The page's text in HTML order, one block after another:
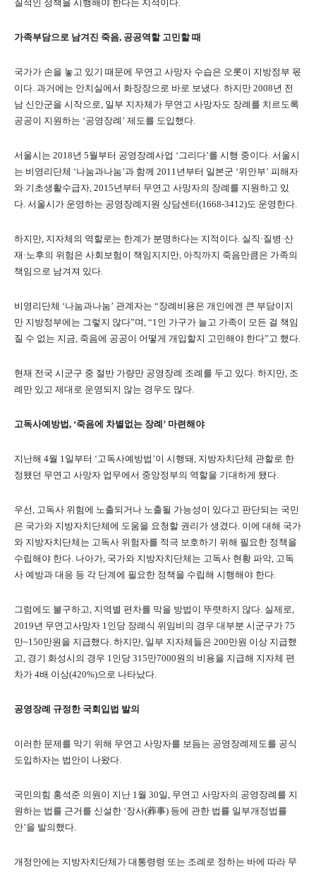
질적인 정책을 시행해야 한다는 지적이다.
가족부담으로 남겨진 죽음, 공공역할 고민할 때
국가가 손을 놓고 있기 때문에 무연고 사망자 수습은 오롯이 지방정부 몫
이다. 과거에는 안치실에서 화장장으로 바로 보냈다. 하지만 2008년 전
남 신안군을 시작으로, 일부 지자체가 무연고 사망자도 장례를 치르도록
공공이 지원하는 ‘공영장례 ’ 제도를 도입했다.
서울시는 2018년 5월부터 공영장례사업 ‘그리다’를 시행 중이다. 서울시
는 비영리단체 ‘나눔과나눔’과 함께 2011년부터 일본군 ‘위안부’ 피해자
와 기초생활수급자, 2015년부터 무연고 사망자의 장례를 지원하고 있
다. 서울시가 운영하는 공영장례지원 상담센터(1668-3412)도 운영한다.
하지만, 지자체의 역할로는 한계가 분명하다는 지적이다. 실직 ·질병 ·산
재 ·노후의 위험은 사회보험이 책임지지만, 아직까지 죽음만큼은 가족의
책임으로 남겨져 있다.
비영리단체 ‘나눔과나눔’ 관계자는 “장례비용은 개인에겐 큰 부담이지
만 지방정부에는 그렇지 않다”며, “1인 가구가 늘고 가족이 모든 걸 책임
질 수 없는 지금, 죽음에 공공이 어떻게 개입할지 고민해야 한다”고 했다.
현재 전국 시군구 중 절반 가량만 공영장례 조례를 두고 있다. 하지만, 조
례만 있고 제대로 운영되지 않는 경우도 많다.
고독사예방법 , ‘죽음에 차별없는 장례 ’ 마련해야
지난해 4월 1일부터 ‘고독사예방법 ’이 시행돼, 지방자치단체 관할로 한
정됐던 무연고 사망자 업무에서 중앙정부의 역할을 기대하게 됐다.
우선, 고독사 위험에 노출되거나 노출될 가능성이 있다고 판단되는 국민
은 국가와 지방자치단체에 도움을 요청할 권리가 생겼다. 이에 대해 국가
와 지방자치단체는 고독사 위험자를 적극 보호하기 위해 필요한 정책을
수립해야 한다. 나아가, 국가와 지방자치단체는 고독사 현황 파악, 고독
사 예방과 대응 등 각 단계에 필요한 정책을 수립해 시행해야 한다.
그럼에도 불구하고, 지역별 편차를 막을 방법이 뚜렷하지 않다. 실제로,
2019년 무연고사망자 1인당 장례식 위임비의 경우 대부분 시군구가 75
만~150만원을 지급했다. 하지만, 일부 지자체들은 200만원 이상 지급했
고, 경기 화성시의 경우 1인당 315만7000원의 비용을 지급해 지자체 편
차가 4배 이상(420%)으로 나타났다.
공영장례 규정한 국회입법 발의
이러한 문제를 막기 위해 무연고 사망자를 보듬는 공영장례제도를 공식
도입하자는 법안이 나왔다.
국민의힘 홍석준 의원이 지난 1월 30일, 무연고 사망자의 공영장례를 지
원하는 법률 근거를 신설한 ‘장사(葬事) 등에 관한 법률 일부개정법률
안’을 발의했다.
개정안에는 지방자치단체가 대통령령 또는 조례로 정하는 바에 따라 무